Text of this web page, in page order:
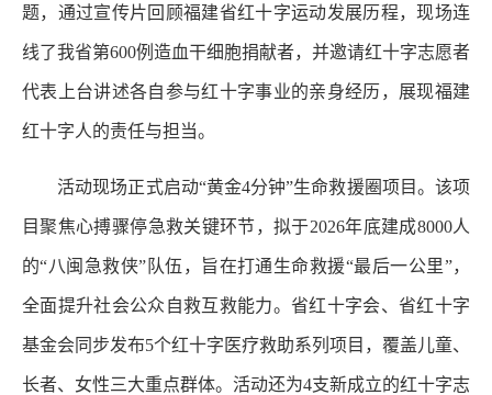
题，通过宣传片回顾福建省红十字运动发展历程，现场连
线了我省第600例造血干细胞捐献者，并邀请红十字志愿者
代表上台讲述各自参与红十字事业的亲身经历，展现福建
红十字人的责任与担当。
活动现场正式启动“黄金4分钟”生命救援圈项目。该项
目聚焦心搏骤停急救关键环节，拟于2026年底建成8000人
的“八闽急救侠”队伍，旨在打通生命救援“最后一公里”，
全面提升社会公众自救互救能力。省红十字会、省红十字
基金会同步发布5个红十字医疗救助系列项目，覆盖儿童、
长者、女性三大重点群体。活动还为4支新成立的红十字志